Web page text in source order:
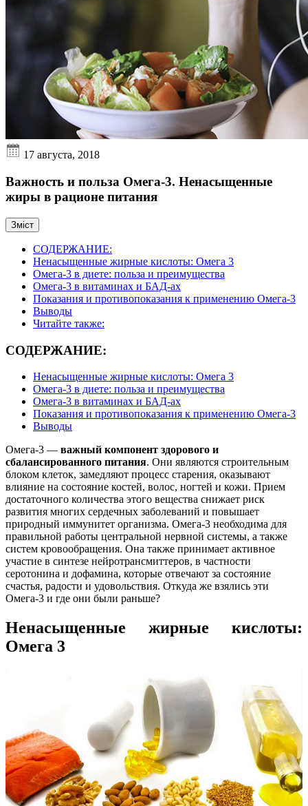
17 августа, 2018
Важность и польза Омега-3. Ненасыщенные
жиры в рационе питания
Зміст
СОДЕРЖАНИЕ:
Ненасыщенные жирные кислоты: Омега 3
Омега-3 в диете: польза и преимущества
Омега-3 в витаминах и БАД-ах
Показания и противопоказания к применению Омега-3
Выводы
Читайте также:
СОДЕРЖАНИЕ:
Ненасыщенные жирные кислоты: Омега 3
Омега-3 в диете: польза и преимущества
Омега-3 в витаминах и БАД-ах
Показания и противопоказания к применению Омега-3
Выводы
Омега-3 — важный компонент здорового и
сбалансированного питания. Они являются строительным
блоком клеток, замедляют процесс старения, оказывают
влияние на состояние костей, волос, ногтей и кожи. Прием
достаточного количества этого вещества снижает риск
развития многих сердечных заболеваний и повышает
природный иммунитет организма. Омега-3 необходима для
правильной работы центральной нервной системы, а также
систем кровообращения. Она также принимает активное
участие в синтезе нейротрансмиттеров, в частности
серотонина и дофамина, которые отвечают за состояние
счастья, радости и удовольствия. Откуда же взялись эти
Омега-3 и где они были раньше?
Ненасыщенные жирные кислоты:
Омега 3